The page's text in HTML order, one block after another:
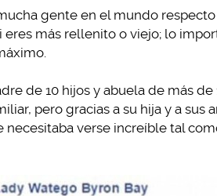
gente en el mundo
eres más rellenito o viejo; lo
de 10 hijos y abuela de más
pero gracias a su hija y a sus
necesitaba verse increíble tal